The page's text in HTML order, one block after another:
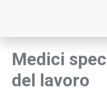
Medici
del lavoro